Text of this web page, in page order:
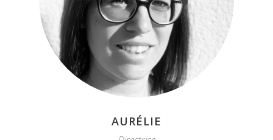
AURÉLIE